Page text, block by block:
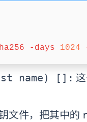
-days 1024
name) []:
文件，把其中的